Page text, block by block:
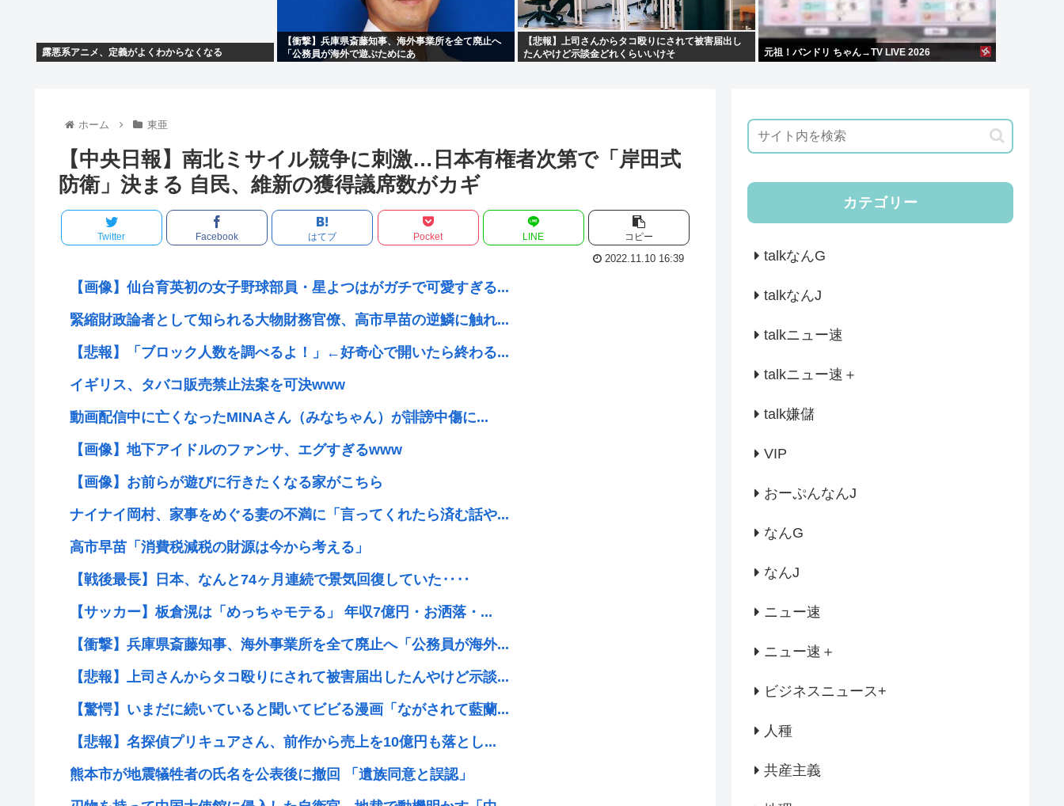
露悪系アニメ、定義がよくわからなくなる
【衝撃】兵庫県斎藤知事、海外事業所を全て廃止へ
「公務員が海外で遊ぶためにあ
【悲報】上司さんからタコ殴りにされて被害届出し
たんやけど示談金どれくらいいけそ
元祖！バンドリ ちゃん→TV LIVE 2026
ホーム 東亜
【中央日報】南北ミサイル競争に刺激…日本有権者次第で「岸田式
防衛」決まる 自民、維新の獲得議席数がカギ
Twitter Facebook はてブ Pocket LINE コピー
2022.11.10 16:39
【画像】仙台育英初の女子野球部員・星よつはがガチで可愛すぎる...
緊縮財政論者として知られる大物財務官僚、高市早苗の逆鱗に触れ...
【悲報】「ブロック人数を調べるよ！」←好奇心で開いたら終わる...
イギリス、タバコ販売禁止法案を可決www
動画配信中に亡くなったMINAさん（みなちゃん）が誹謗中傷に...
【画像】地下アイドルのファンサ、エグすぎるwww
【画像】お前らが遊びに行きたくなる家がこちら
ナイナイ岡村、家事をめぐる妻の不満に「言ってくれたら済む話や...
高市早苗「消費税減税の財源は今から考える」
【戦後最長】日本、なんと74ヶ月連続で景気回復していた‥‥
【サッカー】板倉滉は「めっちゃモテる」 年収7億円・お洒落・...
【衝撃】兵庫県斎藤知事、海外事業所を全て廃止へ「公務員が海外...
【悲報】上司さんからタコ殴りにされて被害届出したんやけど示談...
【驚愕】いまだに続いていると聞いてビビる漫画「ながされて藍蘭...
【悲報】名探偵プリキュアさん、前作から売上を10億円も落とし...
熊本市が地震犠牲者の氏名を公表後に撤回 「遺族同意と誤認」
カテゴリー
talkなんG
talkなんJ
talkニュー速
talkニュー速＋
talk嫌儲
VIP
おーぷんなんJ
なんG
なんJ
ニュー速
ニュー速＋
ビジネスニュース+
人種
共産主義